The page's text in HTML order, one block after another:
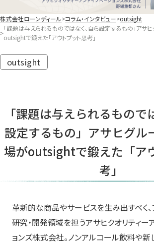
株式会社ローンディール コラム・インタビュー outsight
「課題は与えられるものではなく、自ら設定するもの」アサ
outsightで鍛えた「アウトプット思考」
outsight
「課題は与えられるもので
設定するもの」アサヒグル
場がoutsightで鍛えた「ア
考」
革新的な商品やサービスを生み出すべく
研究・開発領域を担うアサヒクオリティー
ョンズ株式会社。ノンアルコール飲料や新